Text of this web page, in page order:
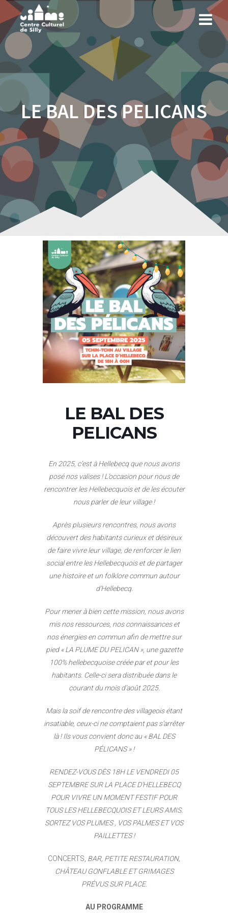
content
LE BAL DES PELICANS
LE BAL DES
PELICANS
En 2025, c’est à Hellebecq que nous avons
posé nos valises ! L’occasion pour nous de
rencontrer les Hellebecquois et de les écouter
nous parler de leur village !
Après plusieurs rencontres, nous avons
découvert des habitants curieux et désireux
de faire vivre leur village, de renforcer le lien
social entre les Hellebecquois et de partager
une histoire et un folklore commun autour
d’Hellebecq.
Pour mener à bien cette mission, nous avons
mis nos ressources, nos connaissances et
nos énergies en commun afin de mettre sur
pied « LA PLUME DU PELICAN », une gazette
100% hellebecquoise créée par et pour les
habitants. Celle-ci sera distribuée dans le
courant du mois d’août 2025.
Mais la soif de rencontre des villageois étant
insatiable, ceux-ci ne comptaient pas s’arrêter
là ! Ils vous convient donc au « BAL DES
PÉLICANS » !
RENDEZ-VOUS DÈS 18H LE VENDREDI 05
SEPTEMBRE SUR LA PLACE D’HELLEBECQ
POUR VIVRE UN MOMENT FESTIF POUR
TOUS LES HELLEBECQUOIS ET LEURS AMIS.
SORTEZ VOS PLUMES , VOS PALMES ET VOS
PAILLETTES !
CONCERTS, BAR, PETITE RESTAURATION,
CHÂTEAU GONFLABLE ET GRIMAGES
PRÉVUS SUR PLACE.
AU PROGRAMME